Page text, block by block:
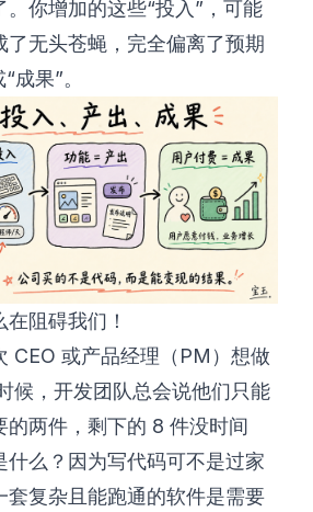
。你增加的这些“投入”，可能
了无头苍蝇，完全偏离了预期
成果”。
阻碍我们！
CEO 或产品经理（PM）想做
候，开发团队总会说他们只能
的两件，剩下的 8 件没时间
什么？因为写代码可不是过家
套复杂且能跑通的软件是需要